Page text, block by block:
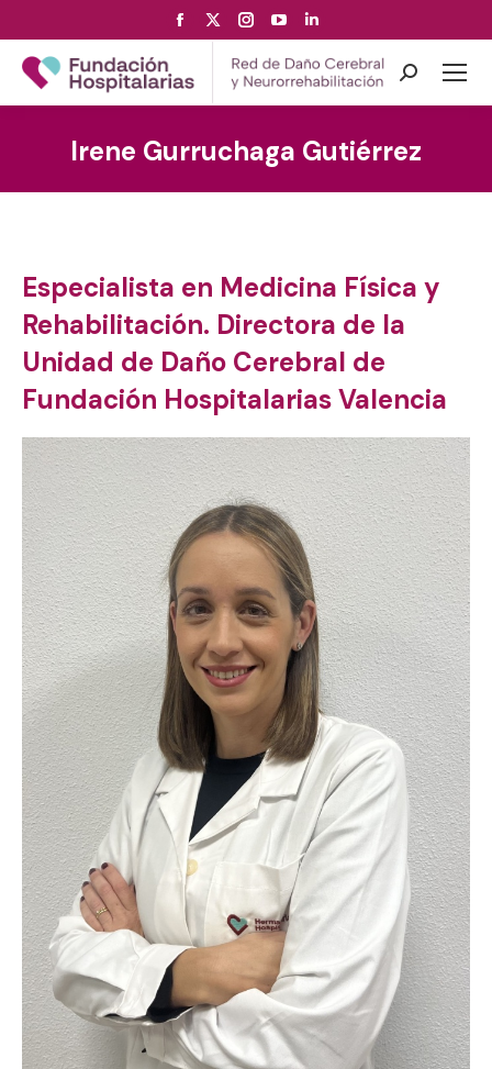
Facebook
page
opens
in
window
page
opens
in
window
Instagram
page
opens
in
window
YouTube
page
opens
in
window
page
opens
in
window
Search:
Irene Gurruchaga Gutiérrez
Especialista en Medicina Física y
Rehabilitación. Directora de la
Unidad de Daño Cerebral de
Fundación Hospitalarias Valencia